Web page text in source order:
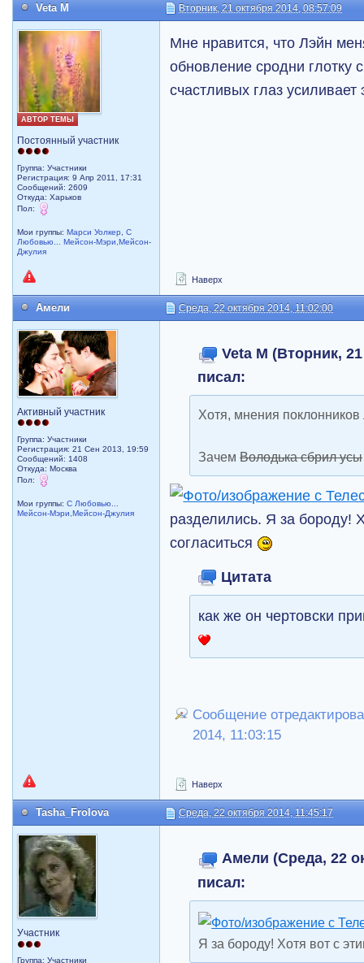
Veta M Вторник, 21 октября 2014, 08:57:09
АВТОР ТЕМЫ
Постоянный участник
Группа: Участники
Регистрация: 9 Апр 2011, 17:31
Сообщений: 2609
Откуда: Харьков
Пол:
Мои группы:Марси Уолкер ,С
Любовью... Мейсон-Мэри,Мейсон-
Джулия
Мне нравится, что Лэйн
обновление сродни глотку
счастливых глаз
Наверх
Амели Среда, 22 октября 2014, 11:02:00
Активный участник
Группа: Участники
Регистрация: 21 Сен 2013, 19:59
Сообщений: 1408
Откуда: Москва
Пол:
Мои группы:С Любовью...
Мейсон-Мэри,Мейсон-Джулия
Veta M (Вторник,
писал:
Хотя, мнения
ЗачемВолодька сбрил усы
разделились. Я за бороду!
согласиться
Цитата
как же он чертовски
Сообщение
2014, 11:03:15
Наверх
Tasha_Frolova Среда, 22 октября 2014, 11:45:17
Участник
Группа: Участники
Амели (Среда, 22
писал:
Я за бороду! Хотя вот с